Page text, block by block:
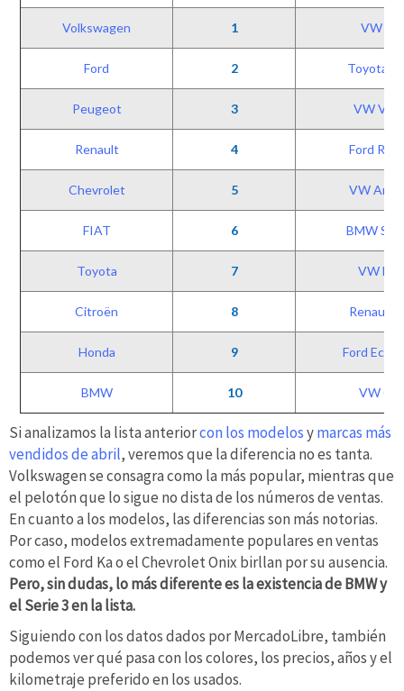
Volkswagen 1 VW
Ford 2 Toyota
Peugeot 3 VW
Renault 4 Ford
Chevrolet 5 VW
FIAT 6 BMW
Toyota 7 VW
Citroën 8 Renault
Honda 9 Ford
BMW 10 VW
Si analizamos la lista anteriorcon los modelosymarcas más
vendidos de abril, veremos que la diferencia no es tanta.
Volkswagen se consagra como la más popular, mientras que
el pelotón que lo sigue no dista de los números de ventas.
En cuanto a los modelos, las diferencias son más notorias.
Por caso, modelos extremadamente populares en ventas
como el Ford Ka o el Chevrolet Onix birllan por su ausencia.
Pero, sin dudas, lo más diferente es la existencia de BMW y
el Serie 3 en la lista.
Siguiendo con los datos dados por MercadoLibre, también
podemos ver qué pasa con los colores, los precios, años y el
kilometraje preferido en los usados.